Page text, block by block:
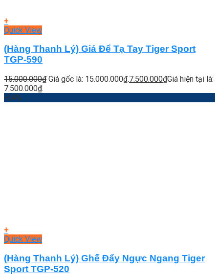
+
Quick View
(Hàng Thanh Lý) Giá Để Tạ Tay Tiger Sport
TGP-590
15.000.000₫ Giá gốc là: 15.000.000₫.7.500.000₫Giá hiện tại là:
7.500.000₫.
-64%
+
Quick View
(Hàng Thanh Lý) Ghế Đẩy Ngực Ngang Tiger
Sport TGP-520